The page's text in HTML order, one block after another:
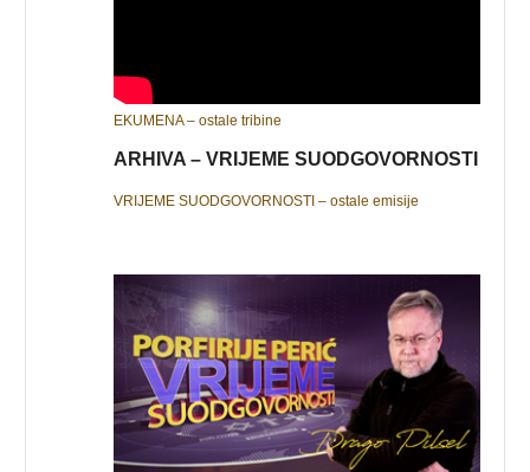
EKUMENA – ostale tribine
ARHIVA – VRIJEME SUODGOVORNOSTI
VRIJEME SUODGOVORNOSTI – ostale emisije